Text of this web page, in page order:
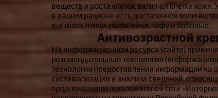
веществ и роста клеток, включая клетки кожи.
в вашем рационе есть достаточное
как мясо, птица, рыба, яйца, тофу и бобовые.
Антивозрастной
На информационном ресурсе (сайте)
рекомендательные технологии
технологии предоставления информации на
систематизации и анализа сведений,
предпочтениям пользователей сети